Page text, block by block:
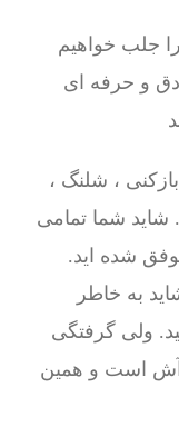
جلب خواهیم
و حرفه ای
، شلنگ ،
شاید شما تمامی
شده اید.
به خاطر
ولی گرفتگی
آش است و همین